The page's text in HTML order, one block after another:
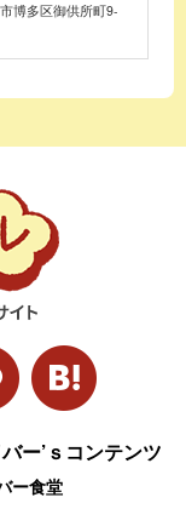
博多区御供所町9-
ー’ｓコンテンツ
ー食堂